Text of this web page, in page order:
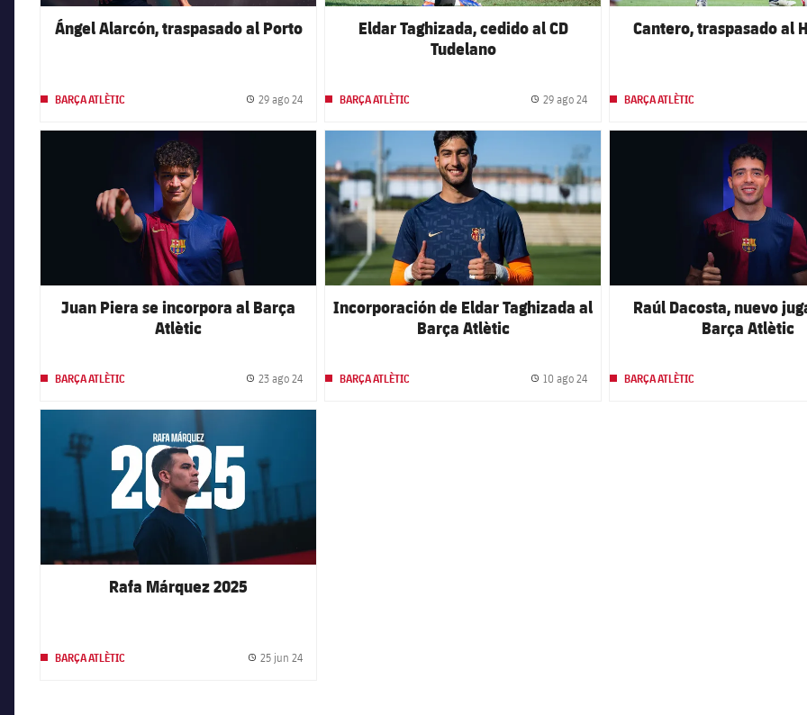
Ángel Alarcón, traspasado al Porto
BARÇA ATLÈTIC Fecha de publicación
29 ago 24
Eldar Taghizada, cedido al CD
Tudelano
BARÇA ATLÈTIC Fecha de publicación
29 ago 24
Cantero, traspasado al
BARÇA ATLÈTIC
FC Barcelona club badge
Juan Piera se incorpora al Barça
Atlètic
BARÇA ATLÈTIC Fecha de publicación
23 ago 24
FC Barcelona club badge
Incorporación de Eldar Taghizada al
Barça Atlètic
BARÇA ATLÈTIC Fecha de publicación
10 ago 24
Raúl Dacosta, nuevo
Barça Atlètic
BARÇA ATLÈTIC
Rafa Márquez 2025
BARÇA ATLÈTIC Fecha de publicación
25 jun 24